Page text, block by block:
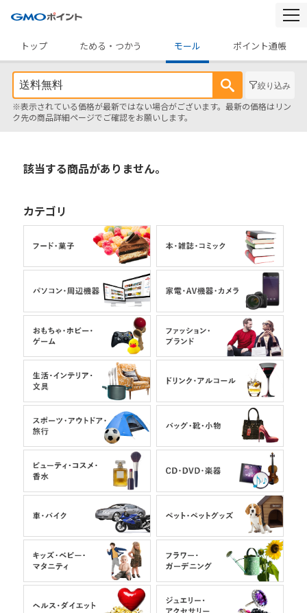
トップ
ためる・つかう モール ポイント通帳
絞り込み
※表示されている価格が最新ではない場合がございます。最新の価格はリン
ク先の商品詳細ページでご確認をお願いします。
該当する商品がありません。
カテゴリ